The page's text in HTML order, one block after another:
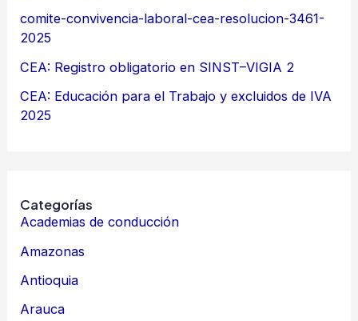
comite-convivencia-laboral-cea-resolucion-3461-
2025
CEA: Registro obligatorio en SINST–VIGIA 2
CEA: Educación para el Trabajo y excluidos de IVA
2025
Categorías
Academias de conducción
Amazonas
Antioquia
Arauca